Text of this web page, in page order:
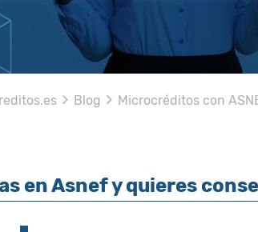
Blog Microcréditos con
en Asnef y quieres